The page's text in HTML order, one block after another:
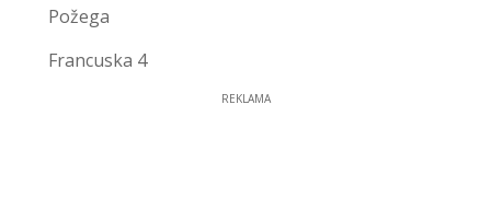
Požega
Francuska 4
REKLAMA